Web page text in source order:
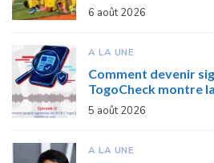
6 août 2026
A LA UNE
Comment devenir
TogoCheck montre
5 août 2026
A LA UNE